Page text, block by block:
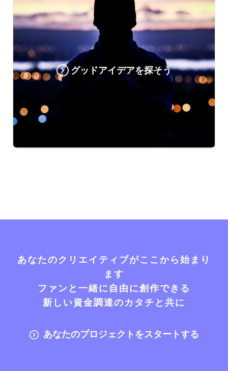
グッドアイデアを探そう
あなたのクリエイティブがここから始まり
ます
ファンと一緒に自由に創作できる
新しい資金調達のカタチと共に
あなたのプロジェクトをスタートする